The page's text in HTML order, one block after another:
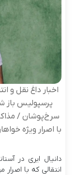
اخبار داغ نقل و
پرسپولیس باز
سرخ‌پوشان /
با اصرار ویژه
دانیال ایری در
انتقالی که با